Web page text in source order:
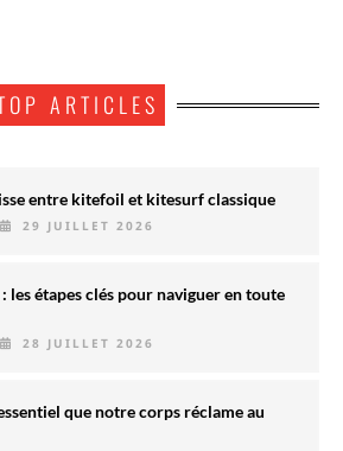
ARTICLES
entre kitefoil et kitesurf classique
29 JUILLET 2026
étapes clés pour naviguer en toute
28 JUILLET 2026
que notre corps réclame au